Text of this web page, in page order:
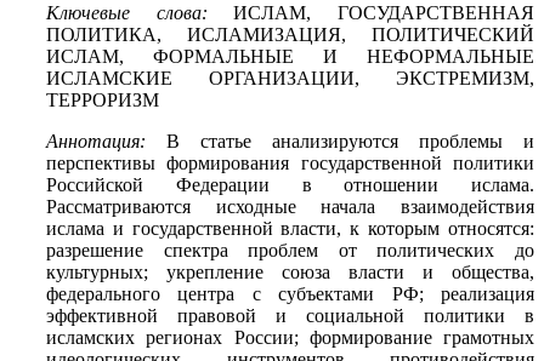
Ключевые слова: ИСЛАМ, ГОСУДАРСТВЕННАЯ
ПОЛИТИКА, ИСЛАМИЗАЦИЯ, ПОЛИТИЧЕСКИЙ
ИСЛАМ, ФОРМАЛЬНЫЕ И НЕФОРМАЛЬНЫЕ
ИСЛАМСКИЕ ОРГАНИЗАЦИИ, ЭКСТРЕМИЗМ,
ТЕРРОРИЗМ
Аннотация: В статье анализируются проблемы и
перспективы формирования государственной политики
Российской Федерации в отношении ислама.
Рассматриваются исходные начала взаимодействия
ислама и государственной власти, к которым относятся:
разрешение спектра проблем от политических до
культурных; укрепление союза власти и общества,
федерального центра с субъектами РФ; реализация
эффективной правовой и социальной политики в
исламских регионах России; формирование грамотных